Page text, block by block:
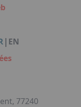
/ soirées de gala
| EN
77240